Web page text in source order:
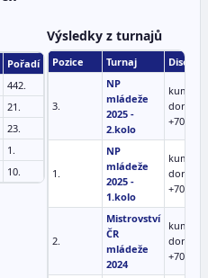
Pořadí
442.
21.
23.
1.
10.
Výsledky z turnajů
Pozice Turnaj
3.
NP
mládeže
2025 -
2.kolo
kumite
+70 kg
1.
NP
mládeže
2025 -
1.kolo
kumite
+70 kg
2.
Mistrovství
ČR
mládeže
2024
kumite
+70 kg